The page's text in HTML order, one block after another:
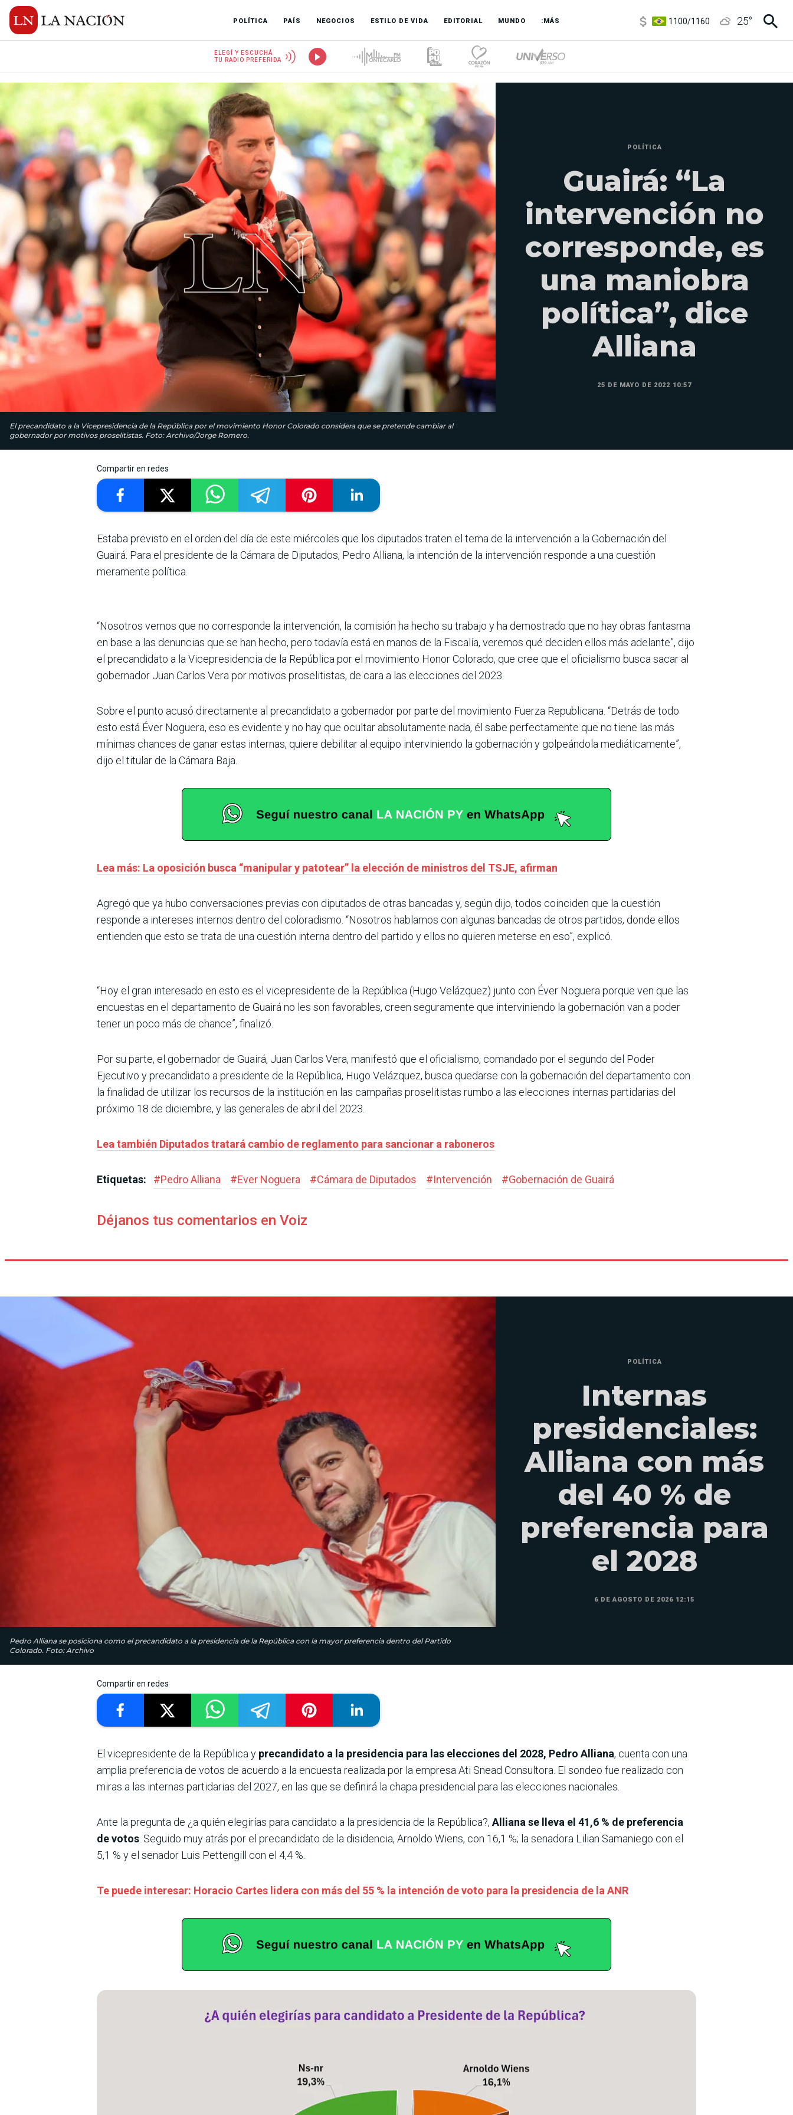
POLÍTICA PAÍS NEGOCIOS ESTILO DE VIDA EDITORIAL MUNDO :MÁS
3,8/4
25°
ELEGÍ Y ESCUCHÁ
TU RADIO PREFERIDA
El precandidato a la Vicepresidencia de la República por el movimiento Honor Colorado considera que se pretende cambiar al
gobernador por motivos proselitistas. Foto: Archivo/Jorge Romero.
POLÍTICA
Guairá: “La
intervención no
corresponde, es
una maniobra
política”, dice
Alliana
25 DE MAYO DE 2022 10:57
Compartir en redes
Estaba previsto en el orden del día de este miércoles que los diputados traten el tema de la intervención a la Gobernación del
Guairá. Para el presidente de la Cámara de Diputados, Pedro Alliana, la intención de la intervención responde a una cuestión
meramente política.
“Nosotros vemos que no corresponde la intervención, la comisión ha hecho su trabajo y ha demostrado que no hay obras fantasma
en base a las denuncias que se han hecho, pero todavía está en manos de la Fiscalía, veremos qué deciden ellos más adelante”, dijo
el precandidato a la Vicepresidencia de la República por el movimiento Honor Colorado, que cree que el oficialismo busca sacar al
gobernador Juan Carlos Vera por motivos proselitistas, de cara a las elecciones del 2023.
Sobre el punto acusó directamente al precandidato a gobernador por parte del movimiento Fuerza Republicana. “Detrás de todo
esto está Éver Noguera, eso es evidente y no hay que ocultar absolutamente nada, él sabe perfectamente que no tiene las más
mínimas chances de ganar estas internas, quiere debilitar al equipo interviniendo la gobernación y golpeándola mediáticamente”,
dijo el titular de la Cámara Baja.
Lea más: La oposición busca “manipular y patotear” la elección de ministros del TSJE, afirman
Agregó que ya hubo conversaciones previas con diputados de otras bancadas y, según dijo, todos coinciden que la cuestión
responde a intereses internos dentro del coloradismo. “Nosotros hablamos con algunas bancadas de otros partidos, donde ellos
entienden que esto se trata de una cuestión interna dentro del partido y ellos no quieren meterse en eso”, explicó.
“Hoy el gran interesado en esto es el vicepresidente de la República (Hugo Velázquez) junto con Éver Noguera porque ven que las
encuestas en el departamento de Guairá no les son favorables, creen seguramente que interviniendo la gobernación van a poder
tener un poco más de chance”, finalizó.
Por su parte, el gobernador de Guairá, Juan Carlos Vera, manifestó que el oficialismo, comandado por el segundo del Poder
Ejecutivo y precandidato a presidente de la República, Hugo Velázquez, busca quedarse con la gobernación del departamento con
la finalidad de utilizar los recursos de la institución en las campañas proselitistas rumbo a las elecciones internas partidarias del
próximo 18 de diciembre, y las generales de abril del 2023.
Lea también Diputados tratará cambio de reglamento para sancionar a raboneros
Etiquetas: #Pedro Alliana #Ever Noguera #Cámara de Diputados #Intervención #Gobernación de Guairá
Déjanos tus comentarios en Voiz
Pedro Alliana se posiciona como el precandidato a la presidencia de la República con la mayor preferencia dentro del Partido
Colorado. Foto: Archivo
POLÍTICA
Internas
presidenciales:
Alliana con más
del 40 % de
preferencia para
el 2028
6 DE AGOSTO DE 2026 12:15
Compartir en redes
El vicepresidente de la República y precandidato a la presidencia para las elecciones del 2028, Pedro Alliana, cuenta con una
amplia preferencia de votos de acuerdo a la encuesta realizada por la empresa Ati Snead Consultora. El sondeo fue realizado con
miras a las internas partidarias del 2027, en las que se definirá la chapa presidencial para las elecciones nacionales.
Ante la pregunta de ¿a quién elegirías para candidato a la presidencia de la República?, Alliana se lleva el 41,6 % de preferencia
de votos. Seguido muy atrás por el precandidato de la disidencia, Arnoldo Wiens, con 16,1 %; la senadora Lilian Samaniego con el
5,1 % y el senador Luis Pettengill con el 4,4 %.
Te puede interesar: Horacio Cartes lidera con más del 55 % la intención de voto para la presidencia de la ANR